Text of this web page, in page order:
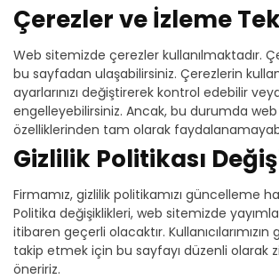
Çerezler ve İzleme
Web sitemizde çerezler kullanılmaktadır.
bu sayfadan ulaşabilirsiniz. Çerezlerin
ayarlarınızı değiştirerek kontrol edebilir
engelleyebilirsiniz. Ancak, bu durumda web
özelliklerinden tam olarak
Gizlilik Politikası
Firmamız, gizlilik politikamızı güncelleme
Politika değişiklikleri, web sitemizde
itibaren geçerli olacaktır.
takip etmek için bu sayfayı düzenli olarak
öneririz.